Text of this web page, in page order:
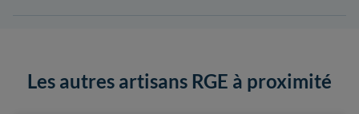
Les autres artisans RGE à proximité